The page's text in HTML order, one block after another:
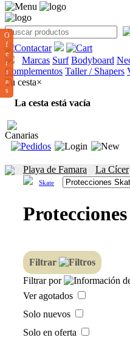
Marcas Surf Bodyboard
Complementos Taller / Shapers
O
f
e
r
t
a
s
Tu cesta×
La cesta está vacía
Canarias
Playa de Famara La Cícer
Skate
Filtrar
Filtrar por
Ver agotados
Solo nuevos
Solo en oferta